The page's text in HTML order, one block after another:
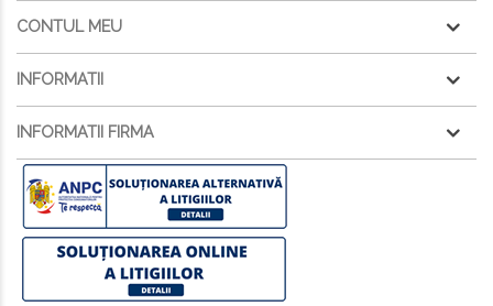
CONTUL MEU
INFORMATII
INFORMATII FIRMA